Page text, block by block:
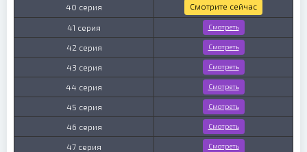
40 серия Смотрите сейчас
41 серия Смотреть
42 серия Смотреть
43 серия Смотреть
44 серия Смотреть
45 серия Смотреть
46 серия Смотреть
47 серия Смотреть